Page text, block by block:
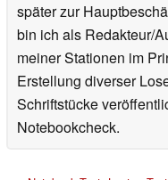
später zur
bin ich als Redakteur/
meiner Stationen im
Erstellung diverser
Schriftstücke
Notebookcheck.